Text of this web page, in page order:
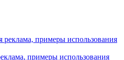
примеры использования